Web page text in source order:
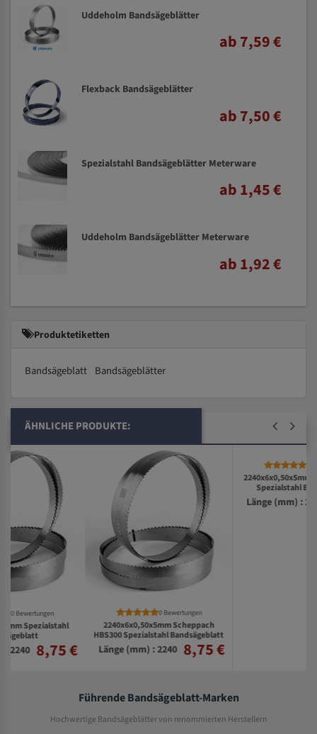
Uddeholm Bandsägeblätter
ab 7,59 €
Flexback Bandsägeblätter
ab 7,50 €
Spezialstahl Bandsägeblätter Meterware
ab 1,45 €
Uddeholm Bandsägeblätter Meterware
ab 1,92 €
Produktetiketten
Bandsägeblatt Bandsägeblätter
ÄHNLICHE PRODUKTE:
0 Bewertungen
2240x6x0,50x5mm Scheppach
HBS300 Spezialstahl Bandsägeblatt
Länge (mm) : 2240 8,75 €
2240x6x0,50x5mm Metabo BAS317
Spezialstahl Bandsägeblatt
Länge (mm) : 2240
Führende Bandsägeblatt-Marken
Hochwertige Bandsägeblätter von renommierten Herstellern